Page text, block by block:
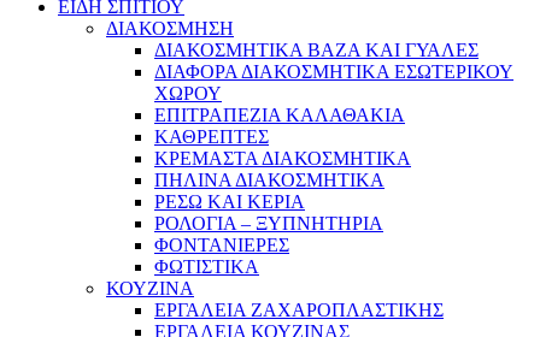
ΕΙΔΗ ΣΠΙΤΙΟΥ
ΔΙΑΚΟΣΜΗΣΗ
ΔΙΑΚΟΣΜΗΤΙΚΑ ΒΑΖΑ ΚΑΙ ΓΥΑΛΕΣ
ΔΙΑΦΟΡΑ ΔΙΑΚΟΣΜΗΤΙΚΑ ΕΣΩΤΕΡΙΚΟΥ
ΧΩΡΟΥ
ΕΠΙΤΡΑΠΕΖΙΑ ΚΑΛΑΘΑΚΙΑ
ΚΑΘΡΕΠΤΕΣ
ΚΡΕΜΑΣΤΑ ΔΙΑΚΟΣΜΗΤΙΚΑ
ΠΗΛΙΝΑ ΔΙΑΚΟΣΜΗΤΙΚΑ
ΡΕΣΩ ΚΑΙ ΚΕΡΙΑ
ΡΟΛΟΓΙΑ – ΞΥΠΝΗΤΗΡΙΑ
ΦΟΝΤΑΝΙΕΡΕΣ
ΦΩΤΙΣΤΙΚΑ
ΚΟΥΖΙΝΑ
ΕΡΓΑΛΕΙΑ ΖΑΧΑΡΟΠΛΑΣΤΙΚΗΣ
ΕΡΓΑΛΕΙΑ ΚΟΥΖΙΝΑΣ